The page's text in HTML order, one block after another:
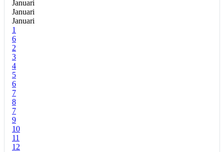
Januari
Januari
Januari
1
6
2
3
4
5
6
7
8
7
9
10
11
12